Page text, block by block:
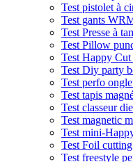
Test pistolet à
Test gants
Test Presse à
Test Pillow
Test Happy
Test Diy party
Test perfo
Test tapis
Test classeur
Test magnetic
Test mini-
Test Foil
Test freestyle